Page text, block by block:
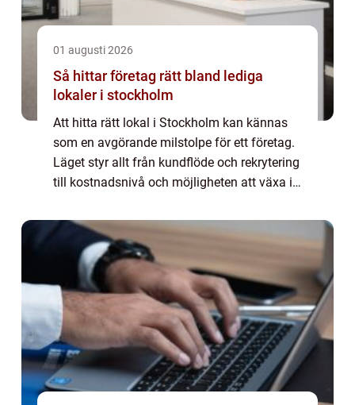
01 augusti 2026
Så hittar företag rätt bland lediga
lokaler i stockholm
Att hitta rätt lokal i Stockholm kan kännas
som en avgörande milstolpe för ett företag.
Läget styr allt från kundflöde och rekrytering
till kostnadsnivå och möjligheten att växa i
konkurrensen är hård och varje beslut...